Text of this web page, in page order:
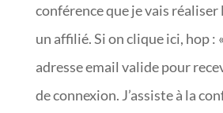
conférence que je vais réaliser
un affilié. Si on clique ici, hop :
adresse email valide pour
de connexion. J’assiste à la